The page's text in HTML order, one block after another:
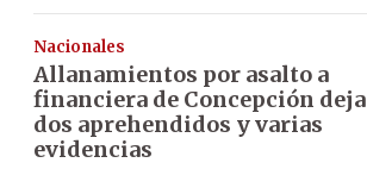
Nacionales
Allanamientos por asalto a
financiera de Concepción deja
dos aprehendidos y varias
evidencias